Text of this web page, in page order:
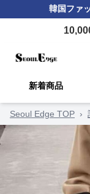
韓国ファ
新着商品
Seoul Edge TOP ›